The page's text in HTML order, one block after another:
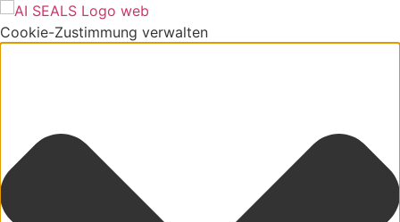
Cookie-Zustimmung verwalten